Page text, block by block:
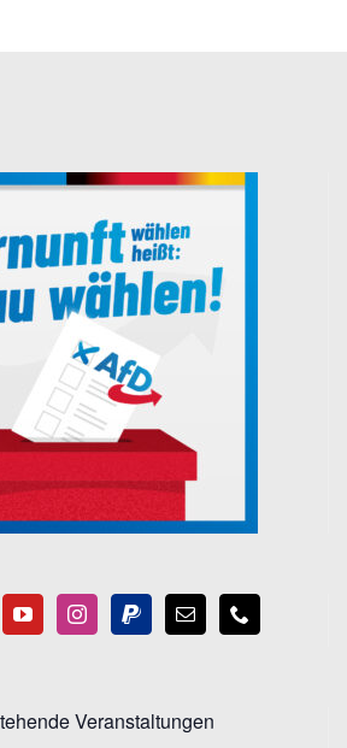
Veranstaltungen